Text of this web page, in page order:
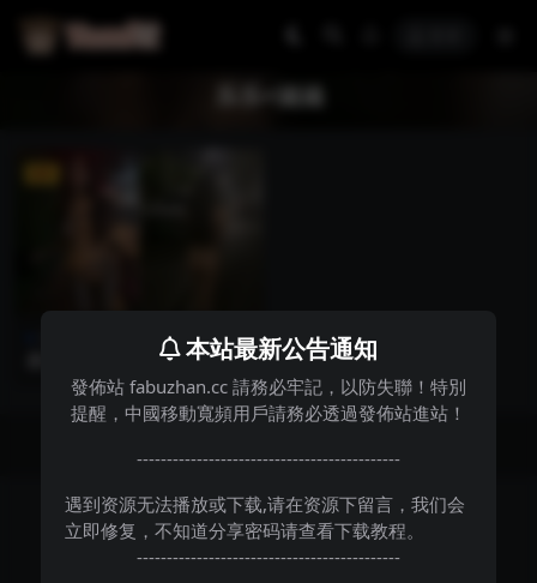
乐乐+涵涵
露出❈多人
露出系福利姬@乐乐+涵涵 裸
行长视频合集 [4V0P_3.03GB]
SQL：34|Pages：0.24788s
本站最新公告通知
發佈站 fabuzhan.cc 請務必牢記，以防失聯！特別
提醒，中國移動寬頻用戶請務必透過發佈站進站！
--------------------------------------------
遇到资源无法播放或下载,请在资源下留言，我们会
立即修复，不知道分享密码请查看下载教程。
--------------------------------------------